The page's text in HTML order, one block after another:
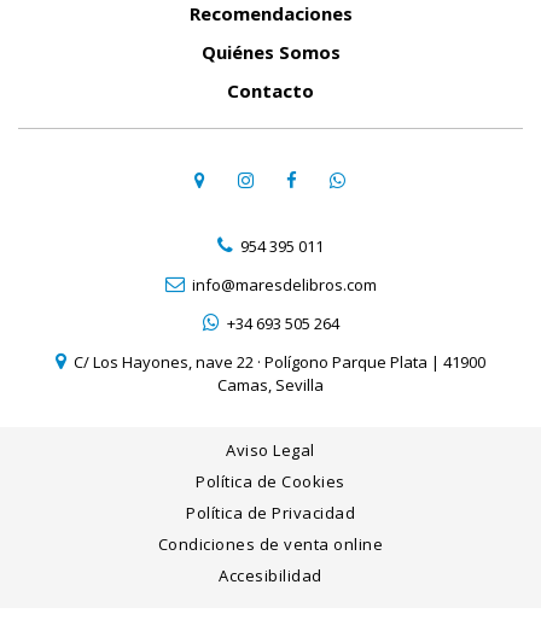
Recomendaciones
Quiénes Somos
Contacto
954 395 011
info@maresdelibros.com
+34 693 505 264
C/ Los Hayones, nave 22 · Polígono Parque Plata | 41900
Camas, Sevilla
Aviso Legal
Política de Cookies
Política de Privacidad
Condiciones de venta online
Accesibilidad